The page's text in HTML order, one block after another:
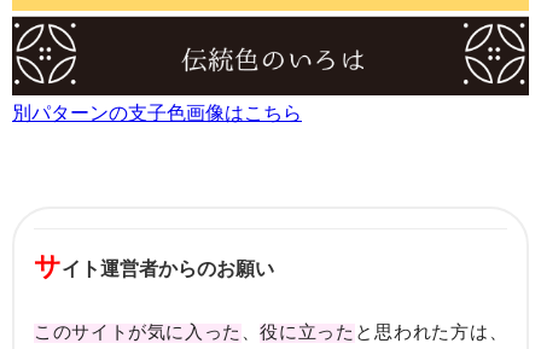
別パターンの支子色画像はこちら
サイト運営者からのお願い
このサイトが気に入った 役に立った と思われた方は、